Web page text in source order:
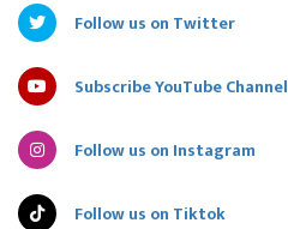
Follow us on Twitter
Subscribe YouTube Channel
Follow us on Instagram
Follow us on Tiktok